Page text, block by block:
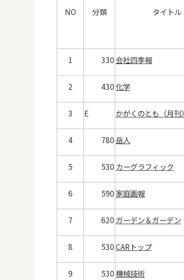
NO 分類 タイトル
1 330会社四季報
2 430化学
3 E かがくのとも（月刊）
4 780岳人
5 530 カーグラフィック
6 590 家庭画報
7 620 ガーデン＆ガーデン
8 530CARトップ
9 530機械技術